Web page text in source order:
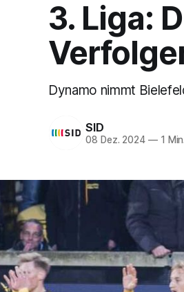
3. Liga:
Dynamo nimmt
SID
08 Dez. 2024 —1